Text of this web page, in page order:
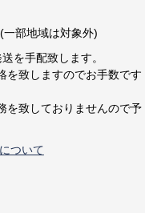
部地域は対象外)
を手配致します。
を致しますのでお手数です
を致しておりませんので予
ついて